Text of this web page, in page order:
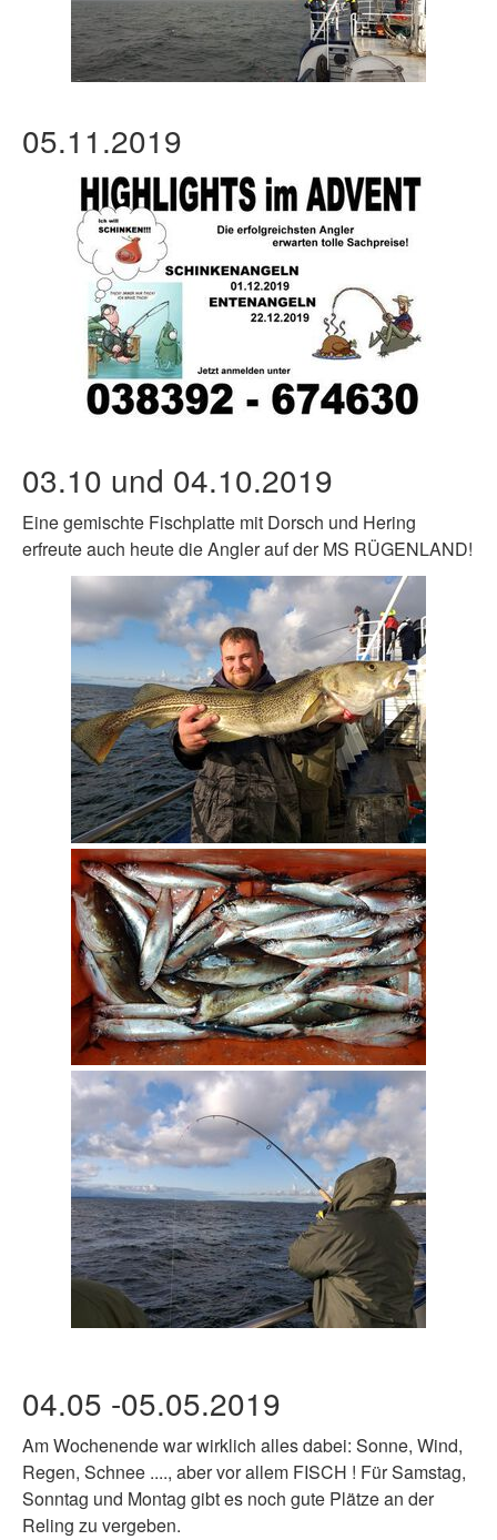
05.11.2019
03.10 und 04.10.2019
Eine gemischte Fischplatte mit Dorsch und Hering
erfreute auch heute die Angler auf der MS RÜGENLAND!
04.05 -05.05.2019
Am Wochenende war wirklich alles dabei: Sonne, Wind,
Regen, Schnee ...., aber vor allem FISCH ! Für Samstag,
Sonntag und Montag gibt es noch gute Plätze an der
Reling zu vergeben.